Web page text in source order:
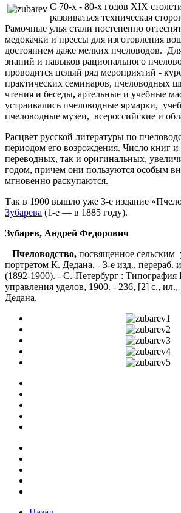
С 70-х - 80-х годов ХIХ
развиваться техническая
Рамочные улья стали постепенно
медокачки и прессы для изготовления
достоянием даже мелких пчеловодов.
знаний и навыков рационального
проводится целый ряд мероприятий -
практических семинаров, пчеловодных
чтения и беседы, артельные и учебные
устраивались пчеловодные ярмарки,
пчеловодные музеи, всероссийские и
Расцвет русской литературы по
периодом его возрождения. Число книг
переводных, так и оригинальных,
годом, причем они пользуются особым
мгновенно раскупаются.
Так в 1900 вышло уже 3-е издание
Зубарева (1-е — в 1885 году).
Зубарев, Андрей Федорович
Пчеловодство, посвященное сельским
портретом К. Дедана. - 3-е изд., перераб.
(1892-1900). - С.-Петербург : Типография
управления уделов, 1900. - 236, [2] с.,
Дедана.